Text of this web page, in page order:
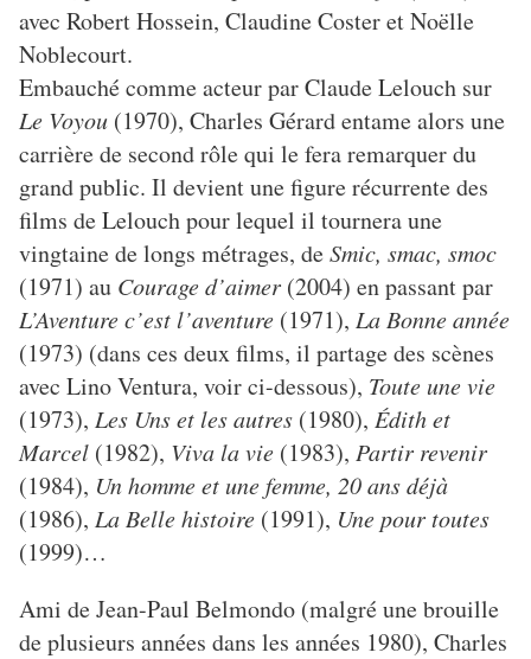
avec Robert Hossein, Claudine Coster et Noëlle
Noblecourt.
Embauché comme acteur par Claude Lelouch sur
Le Voyou (1970), Charles Gérard entame alors une
carrière de second rôle qui le fera remarquer du
grand public. Il devient une figure récurrente des
films de Lelouch pour lequel il tournera une
vingtaine de longs métrages, deSmic, smac, smoc
(1971) au Courage d’aimer (2004) en passant par
L’Aventure c’est l’aventure (1971), La Bonne année
(1973) (dans ces deux films, il partage des scènes
avec Lino Ventura, voir ci-dessous), Toute une vie
(1973), Les Uns et les autres (1980), Édith et
Marcel (1982), Viva la vie (1983), Partir revenir
(1984), Un homme et une femme, 20 ans déjà
(1986), La Belle histoire (1991), Une pour toutes
(1999)…
Ami de Jean-Paul Belmondo (malgré une brouille
de plusieurs années dans les années 1980), Charles